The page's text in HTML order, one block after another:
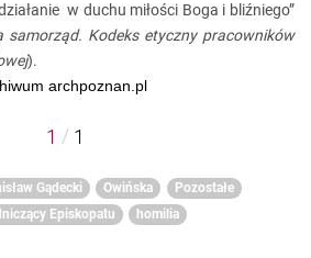
w duchu miłości Boga i bliźniego”
samorząd. Kodeks etyczny pracowników
).
archpoznan.pl
1 / 1
Gądecki Owińska
Pozostałe
Episkopatu
homilia